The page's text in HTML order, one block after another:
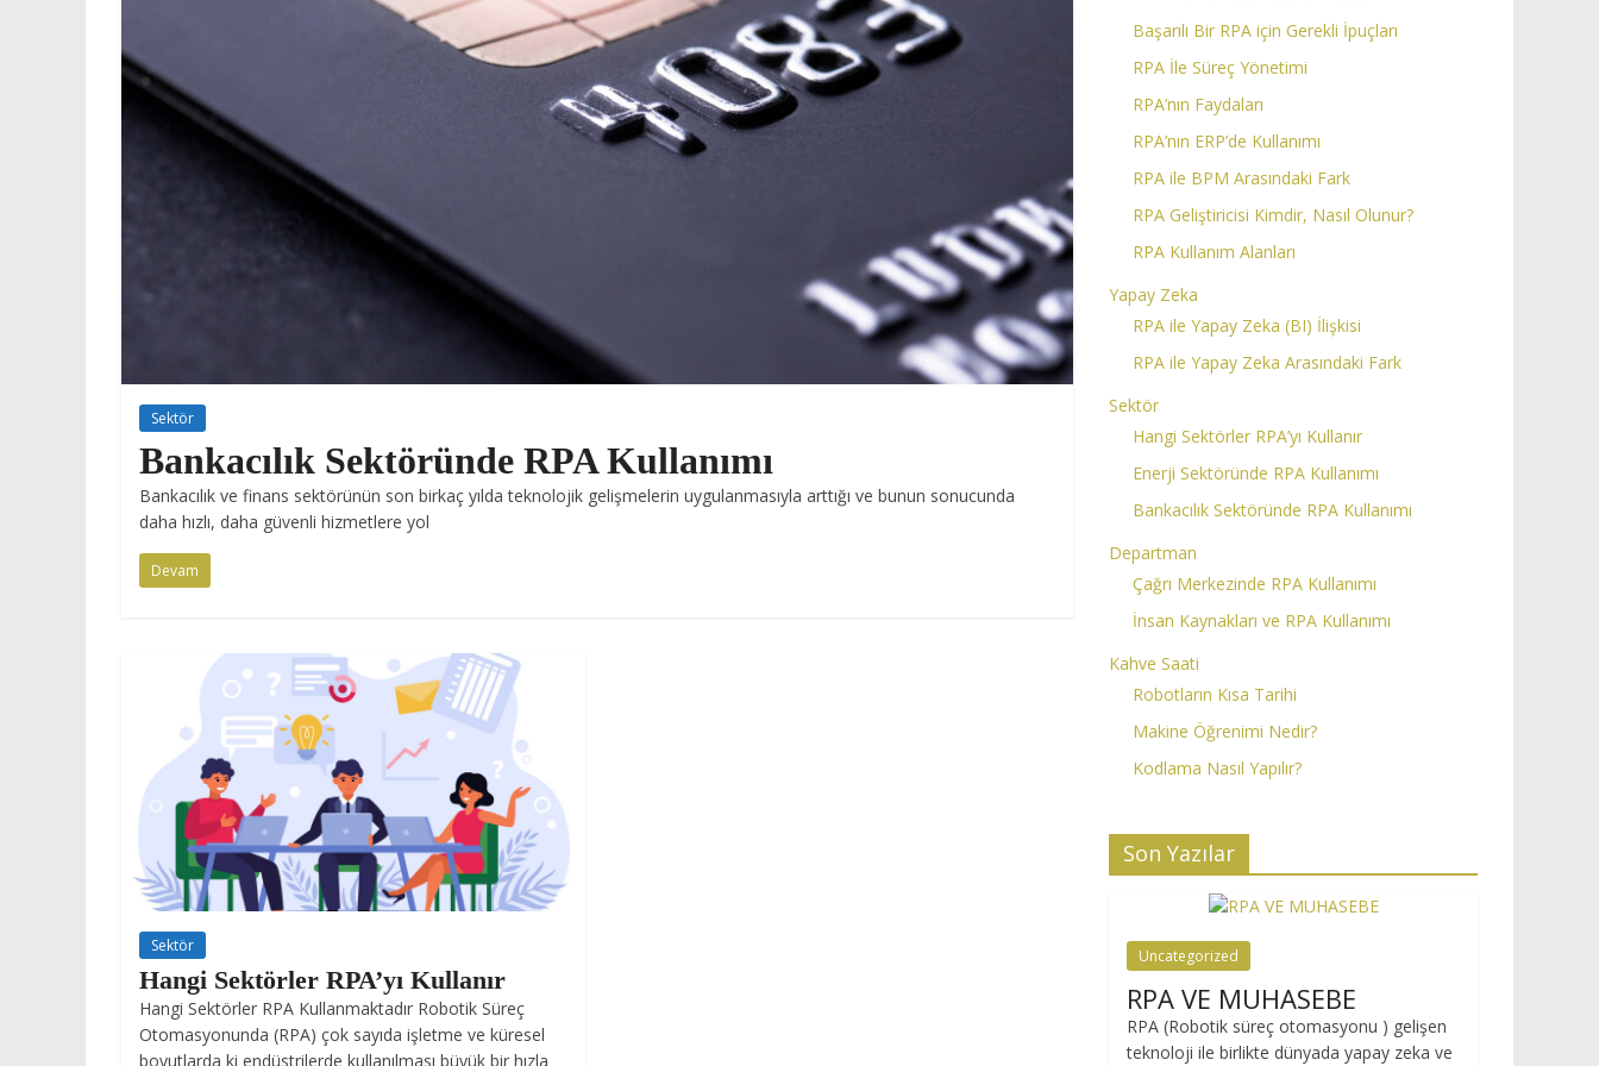
Sektör
Bankacılık Sektöründe RPA Kullanımı
Bankacılık ve finans sektörünün son birkaç yılda teknolojik gelişmelerin uygulanmasıyla arttığı ve bunun sonucunda
daha hızlı, daha güvenli hizmetlere yol
Devam
Sektör
Hangi Sektörler RPA’yı Kullanır
Hangi Sektörler RPA Kullanmaktadır Robotik Süreç
Otomasyonunda (RPA) çok sayıda işletme ve küresel
boyutlarda ki endüstrilerde kullanılması büyük bir hızla
Başarılı Bir RPA için Gerekli İpuçları
RPA İle Süreç Yönetimi
RPA’nın Faydaları
RPA’nın ERP’de Kullanımı
RPA ile BPM Arasındaki Fark
RPA Geliştiricisi Kimdir, Nasıl Olunur?
RPA Kullanım Alanları
Yapay Zeka
RPA ile Yapay Zeka (BI) İlişkisi
RPA ile Yapay Zeka Arasındaki Fark
Sektör
Hangi Sektörler RPA’yı Kullanır
Enerji Sektöründe RPA Kullanımı
Bankacılık Sektöründe RPA Kullanımı
Departman
Çağrı Merkezinde RPA Kullanımı
İnsan Kaynakları ve RPA Kullanımı
Kahve Saati
Robotların Kısa Tarihi
Makine Öğrenimi Nedir?
Kodlama Nasıl Yapılır?
Son Yazılar
Uncategorized
RPA VE MUHASEBE
RPA (Robotik süreç otomasyonu ) gelişen
teknoloji ile birlikte dünyada yapay zeka ve